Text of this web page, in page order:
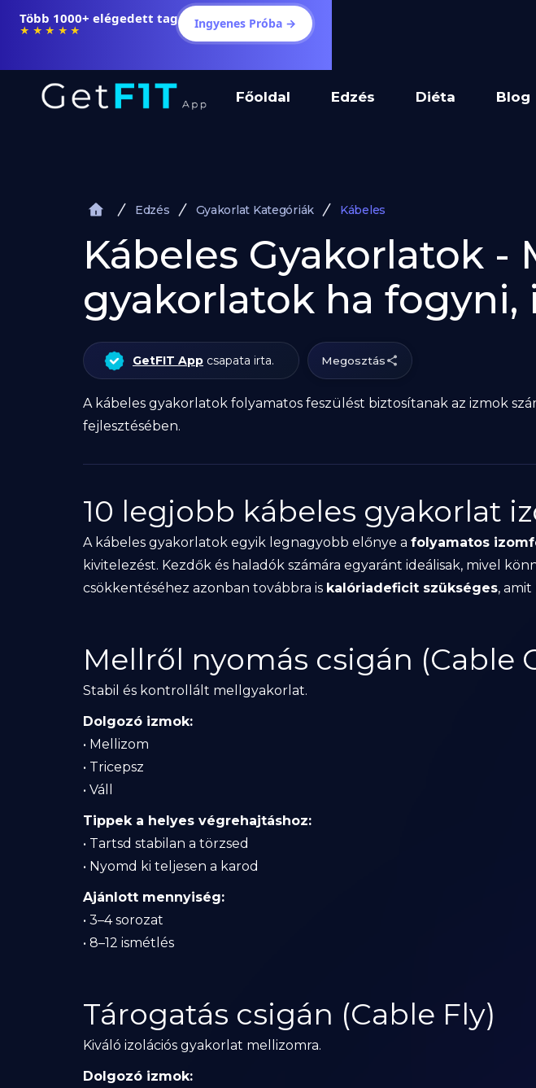
Több 1000+ elégedett tag
★★★★★ Ingyenes Próba →
Főoldal Edzés Diéta Blog
Edzés Gyakorlat Kategóriák Kábeles
Kábeles Gyakorlatok -
gyakorlatok ha fogyni,
GetFIT App csapata irta. Megosztás
A kábeles gyakorlatok folyamatos feszülést biztosítanak az izmok
fejlesztésében.
10 legjobb kábeles gyakorlat
A kábeles gyakorlatok egyik legnagyobb előnye a folyamatos
kivitelezést. Kezdők és haladók számára egyaránt ideálisak, mivel
csökkentéséhez azonban továbbra is kalóriadeficit szükséges,
Mellről nyomás csigán (Cable
Stabil és kontrollált mellgyakorlat.
Dolgozó izmok:
• Mellizom
• Tricepsz
• Váll
Tippek a helyes végrehajtáshoz:
• Tartsd stabilan a törzsed
• Nyomd ki teljesen a karod
Ajánlott mennyiség:
• 3–4 sorozat
• 8–12 ismétlés
Tárogatás csigán (Cable Fly)
Kiváló izolációs gyakorlat mellizomra.
Dolgozó izmok: